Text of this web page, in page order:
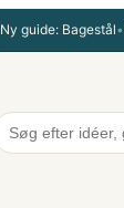
Ny guide: Bagestål•